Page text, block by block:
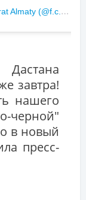
П
убликация от «Қайрат» ФК | FC Kairat Almaty (@f.c.kairat)
завтра!
нашего
черной"
в новый
пресс-